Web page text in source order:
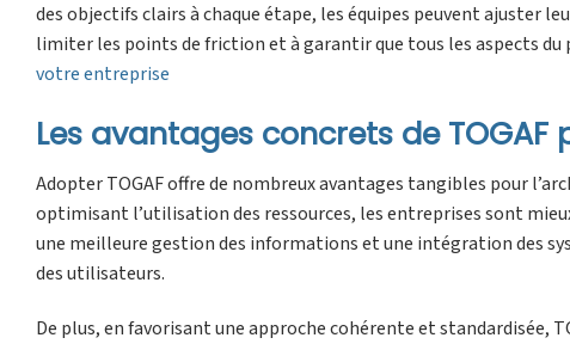
des objectifs clairs à chaque étape, les équipes peuvent ajuster
limiter les points de friction et à garantir que tous les aspects
votre entreprise
Les avantages concrets de
Adopter TOGAF offre de nombreux avantages tangibles pour
optimisant l’utilisation des ressources, les entreprises sont
une meilleure gestion des informations et une intégration des
des utilisateurs.
De plus, en favorisant une approche cohérente et standardisée,